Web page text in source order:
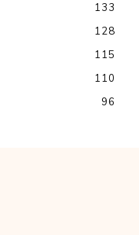
133
128
115
110
96